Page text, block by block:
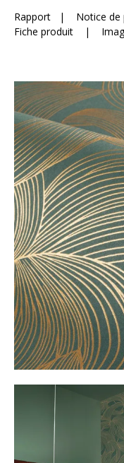
Rapport | Notice de
Fiche produit
|